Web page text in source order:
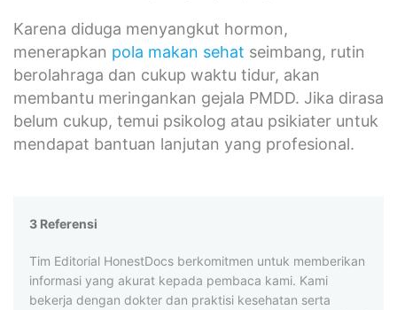
Karena diduga menyangkut hormon,
menerapkan pola makan sehat seimbang, rutin
berolahraga dan cukup waktu tidur, akan
membantu meringankan gejala PMDD. Jika dirasa
belum cukup, temui psikolog atau psikiater untuk
mendapat bantuan lanjutan yang profesional.
3 Referensi
Tim Editorial HonestDocs berkomitmen untuk memberikan
informasi yang akurat kepada pembaca kami. Kami
bekerja dengan dokter dan praktisi kesehatan serta